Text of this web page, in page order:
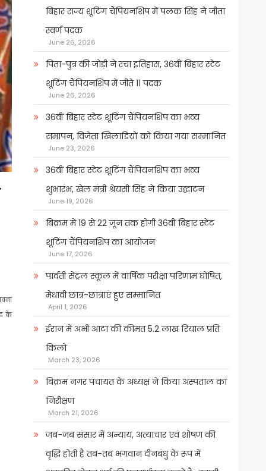
के
बिहार राज्य शूटिंग चैंपियनशिप में पलक सिंह ने जीता
स्वर्ण पदक
June 26, 2026
पिता-पुत्र की जोड़ी ने रचा इतिहास, 36वीं बिहार स्टेट
शूटिंग चैंपियनशिप में जीते 11 पदक
June 26, 2026
36वीं बिहार स्टेट शूटिंग चैंपियनशिप का भव्य
समापन, विजेता खिलाडिय़ों को किया गया सम्मानित
June 23, 2026
36वीं बिहार स्टेट शूटिंग चैंपियनशिप का भव्य
शुभारंभ, खेल मंत्री श्रेयसी सिंह ने किया उद्घाटन
June 19, 2026
बिक्रम में 19 से 22 जून तक होगी 36वीं बिहार स्टेट
शूटिंग चैंपियनशिप का आयोजन
June 17, 2026
पार्वती सेंट्रल स्कूल में वार्षिक परीक्षा परिणाम घोषित,
मेधावी छात्र-छात्राएं हुए सम्मानित
April 1, 2026
ईरान में अभी आटा की कीमत 5.2 लाख रियाल प्रति
किलो
March 23, 2026
बिक्रम नगर पंचायत के अध्यक्ष ने किया अस्पताल का
निरीक्षण
March 21, 2026
जब-जब संसार में अन्याय, अत्याचार एवं शोषण की
वृद्धि होती है तब-तब भगवान दीनबंधु के रूप में